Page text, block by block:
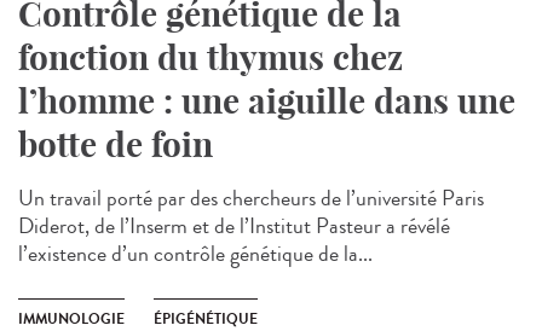
Contrôle génétique de la
fonction du thymus chez
l’homme : une aiguille dans une
botte de foin
Un travail porté par des chercheurs de l’université Paris
Diderot, de l’Inserm et de l’Institut Pasteur a révélé
l’existence d’un contrôle génétique de la...
IMMUNOLOGIE ÉPIGÉNÉTIQUE